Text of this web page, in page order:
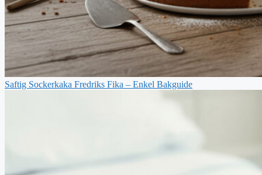
Saftig Sockerkaka Fredriks Fika – Enkel Bakguide